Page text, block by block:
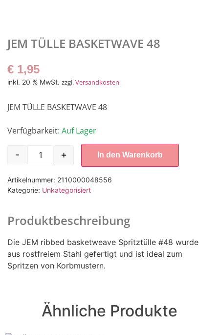
JEM TÜLLE BASKETWAVE 48
€ 1,95
inkl. 20 % MwSt. zzgl.Versandkosten
JEM TÜLLE BASKETWAVE 48
Verfügbarkeit: Auf Lager
- + In den Warenkorb
Artikelnummer: 2110000048556
Kategorie: Unkategorisiert
Produktbeschreibung
Die JEM ribbed basketweave Spritztülle #48 wurde
aus rostfreiem Stahl gefertigt und ist ideal zum
Spritzen von Korbmustern.
Ähnliche Produkte